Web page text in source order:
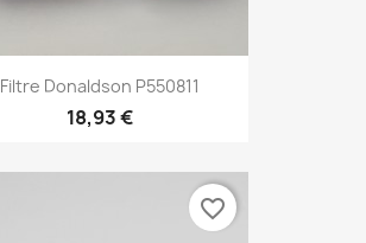
Filtre Donaldson P550811
18,93 €
favorite_border